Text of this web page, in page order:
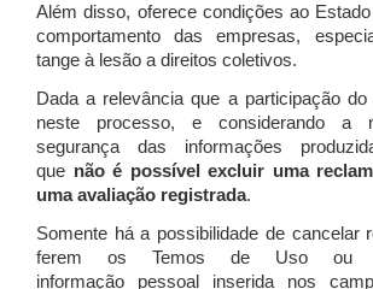
Além disso, oferece condições ao
comportamento das empresas,
tange à lesão a direitos coletivos.
Dada a relevância que a participação
neste processo, e considerando a
segurança das informações
que não é possível excluir uma
uma avaliação registrada.
Somente há a possibilidade de cancelar
ferem os Temos de Uso ou
informação pessoal inserida nos